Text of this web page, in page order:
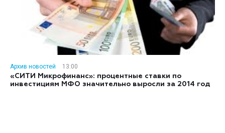
Архив новостей
13:00
«СИТИ Микрофинанс»: процентные ставки по
инвестициям МФО значительно выросли за 2014 год